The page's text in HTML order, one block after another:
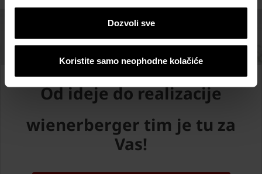
Dozvoli sve
Koristite samo neophodne kolačiće
Od ideje do realizacije
wienerberger tim je tu za
Vas!